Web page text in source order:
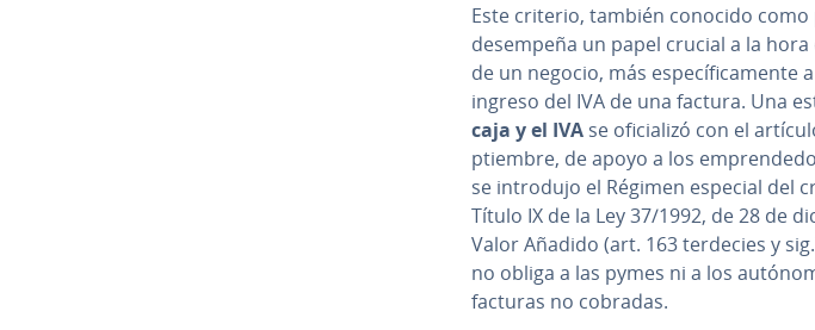
Este criterio, también conocido
desempeña un papel crucial a la
de un negocio, más es­pe­cí­fi­ca­me­n­te
ingreso del IVA de una factura. Una
caja y el IVA se ofi­cia­li­zó con el
p­tie­m­bre, de apoyo a los
se introdujo el Régimen especial del
Título IX de la Ley 37/1992, de 28 de
Valor Añadido (art. 163 terdecies y
no obliga a las pymes ni a los
facturas no cobradas.